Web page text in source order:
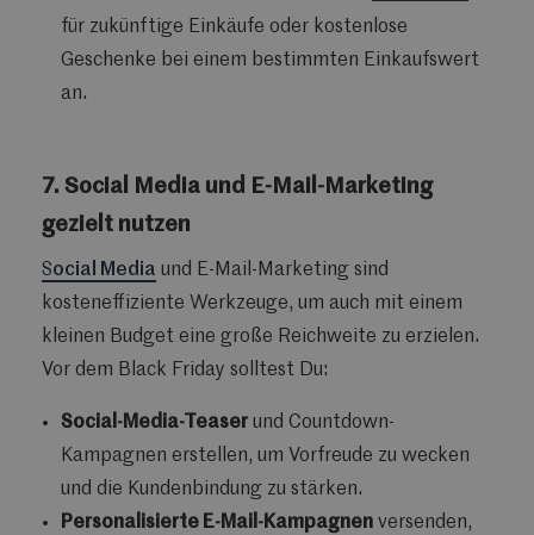
für zukünftige Einkäufe oder kostenlose
Geschenke bei einem bestimmten Einkaufswert
an.
7. Social Media und E-Mail-Marketing
gezielt nutzen
Social Media und E-Mail-Marketing sind
kosteneffiziente Werkzeuge, um auch mit einem
kleinen Budget eine große Reichweite zu erzielen.
Vor dem Black Friday solltest Du:
Social-Media-Teaser und Countdown-
Kampagnen erstellen, um Vorfreude zu wecken
und die Kundenbindung zu stärken.
Personalisierte E-Mail-Kampagnen versenden,